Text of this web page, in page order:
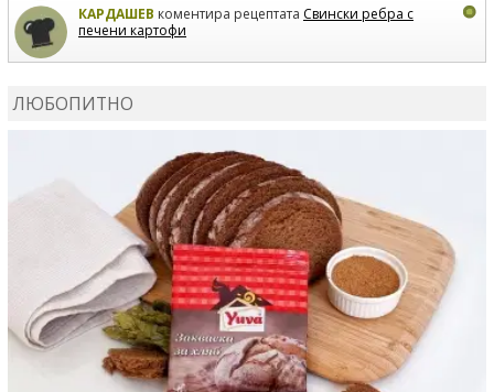
КАРДАШЕВ коментира рецептата Свински ребра с
печени картофи
ЛЮБОПИТНО